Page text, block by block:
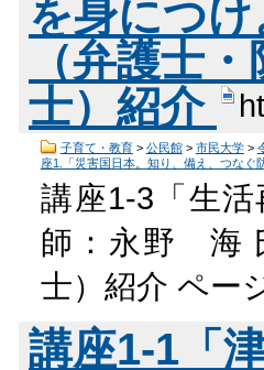
を身につ
（弁護士
士）紹介
子育て・教育> 公民館> 市民大学>
座1.「災害国日本。知り、備え、つなぐ
講座1-3「生
師：永野 海
士）紹介 ペー
講座1-1「